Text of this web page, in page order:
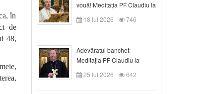
în
de
48,
vouă! Meditația PF Claudiu la
duminica a VII-a după Rusalii
18 Iul 2026 746
Adevăratul banchet:
Meditația PF Claudiu la
Duminica a VIII-a după
Rusalii
25 Iul 2026 642